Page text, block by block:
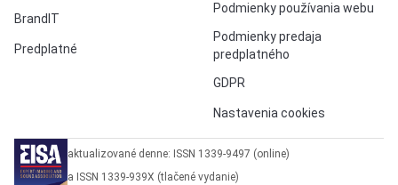
BrandIT
Predplatné
Podmienky používania webu
Podmienky predaja
predplatného
GDPR
Nastavenia cookies
aktualizované denne: ISSN 1339-9497 (online)
a ISSN 1339-939X (tlačené vydanie)